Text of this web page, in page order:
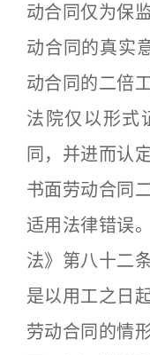
动合同仅为保
动合同的真实
动合同的二倍
法院仅以形式
同，并进而认
书面劳动合同
适用法律错误
法》第八十二
是以用工之日
劳动合同的情